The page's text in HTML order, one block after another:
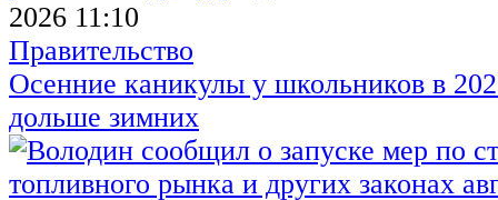
2026 11:10
Правительство
Осенние каникулы у школьников в
дольше зимних